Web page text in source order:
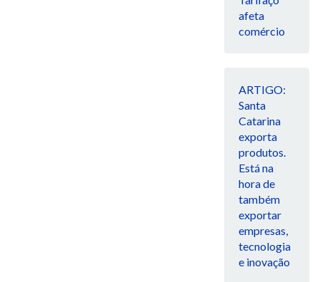
afeta
comércio
ARTIGO:
Santa
Catarina
exporta
produtos.
Está na
hora de
também
exportar
empresas,
tecnologia
e inovação